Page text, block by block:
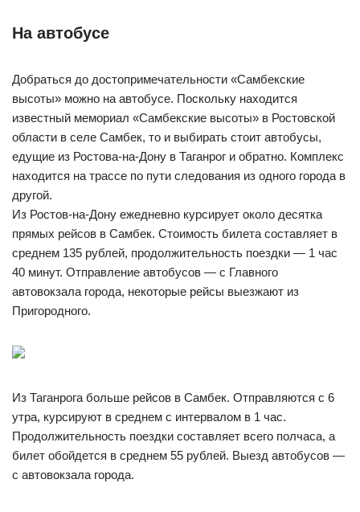
На автобусе
Добраться до достопримечательности «Самбекские
высоты» можно на автобусе. Поскольку находится
известный мемориал «Самбекские высоты» в Ростовской
области в селе Самбек, то и выбирать стоит автобусы,
едущие из Ростова-на-Дону в Таганрог и обратно. Комплекс
находится на трассе по пути следования из одного города в
другой.
Из Ростов-на-Дону ежедневно курсирует около десятка
прямых рейсов в Самбек. Стоимость билета составляет в
среднем 135 рублей, продолжительность поездки — 1 час
40 минут. Отправление автобусов — с Главного
автовокзала города, некоторые рейсы выезжают из
Пригородного.
Из Таганрога больше рейсов в Самбек. Отправляются с 6
утра, курсируют в среднем с интервалом в 1 час.
Продолжительность поездки составляет всего полчаса, а
билет обойдется в среднем 55 рублей. Выезд автобусов —
с автовокзала города.